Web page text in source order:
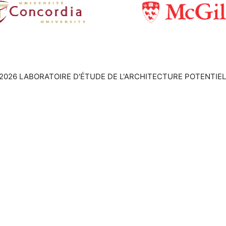
LABORATOIRE D'ÉTUDE DE L'ARCHITECTURE